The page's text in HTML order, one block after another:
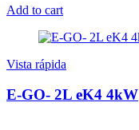
Add to cart
Vista rápida
E-GO- 2L eK4 4kW